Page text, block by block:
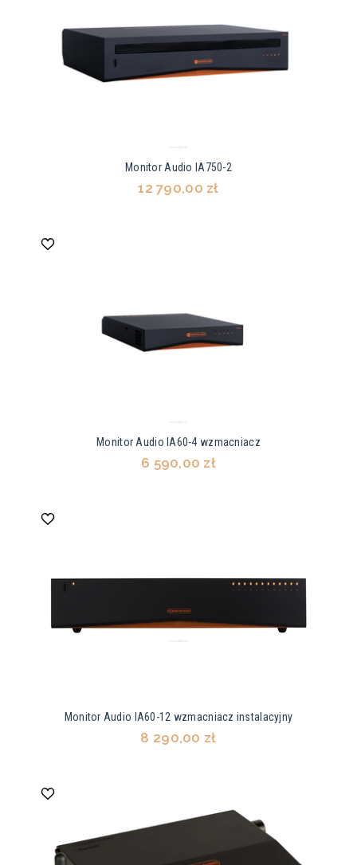
Monitor Audio IA750-2
12 790,00 zł
Monitor Audio IA60-4 wzmacniacz
6 590,00 zł
Monitor Audio IA60-12 wzmacniacz instalacyjny
8 290,00 zł